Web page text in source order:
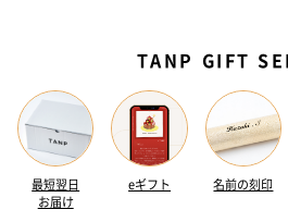
TANP GIFT
最短翌日
お届け
eギフト 名前の刻印